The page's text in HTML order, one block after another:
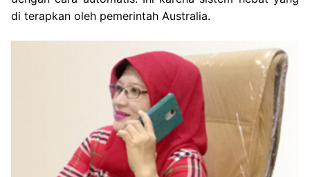
di terapkan oleh pemerintah Australia.